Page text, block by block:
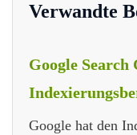
Verwandte
Google Search
Google hat den